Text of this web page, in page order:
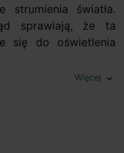
strumienia światła.
sprawiają, że ta
się do oświetlenia
Więcej expand_more